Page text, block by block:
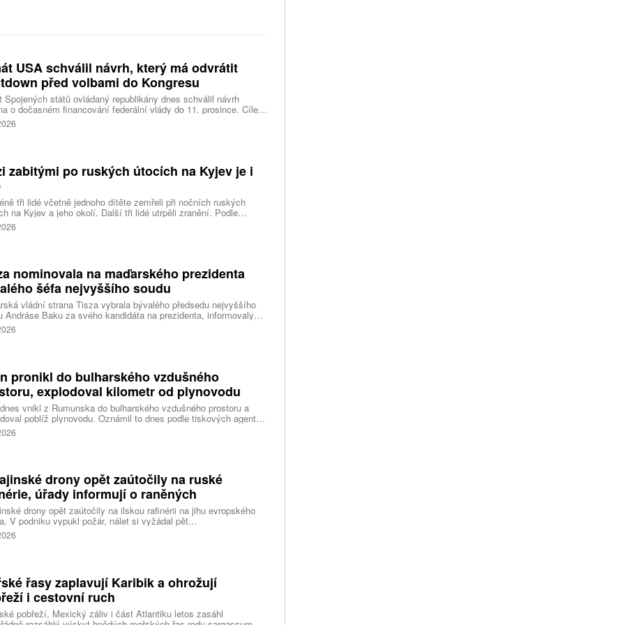
USA schválil návrh, který má odvrátit
před volbami do Kongresu
Spojených států ovládaný republikány dnes schválil návrh
o dočasném financování federální vlády do 11. prosince. Cílem
je předejít před listopadovými volbami do Kongresu
shutdownu, tedy omezení chodu vlády v důsledku
zabitými po ruských útocích na Kyjev je i
tři lidé včetně jednoho dítěte zemřeli při nočních ruských
na Kyjev a jeho okolí. Další tři lidé utrpěli zranění. Podle
úřadů Rusové použili mimo jiné balistické rakety.
nominovala na maďarského prezidenta
šéfa nejvyššího soudu
vládní strana Tisza vybrala bývalého předsedu nejvyššího
Andráse Baku za svého kandidáta na prezidenta, informovaly
agentury. Očekává se, že András Baka bude v úterý zvolen v
novou hlavou státu.
pronikl do bulharského vzdušného
explodoval kilometr od plynovodu
vnikl z Rumunska do bulharského vzdušného prostoru a
poblíž plynovodu. Oznámil to dnes podle tiskových agentur
premiér Rumen Radev. Dron podle něj nesl velké množství
píše agentura DPA.
drony opět zaútočily na ruské
úřady informují o raněných
drony opět zaútočily na ilskou rafinérii na jihu evropského
V podniku vypukl požár, nálet si vyžádal pět
informoval krizový štáb Krasnodarského kraje. Další dva lidi
v Zadonsku na Donu, oznámil gubernátor Lipecké oblasti
řasy zaplavují Karibik a ohrožují
i cestovní ruch
pobřeží, Mexický záliv i část Atlantiku letos zasáhl